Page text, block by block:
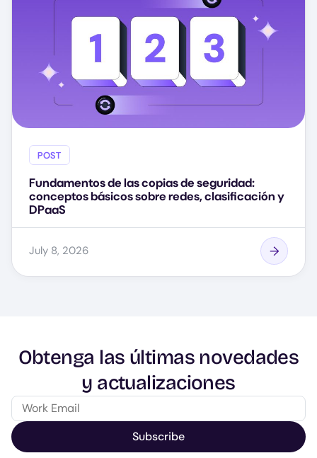
POST
Fundamentos de las copias de seguridad:
conceptos básicos sobre redes, clasificación y
DPaaS
July 8, 2026
Obtenga las últimas novedades
y actualizaciones
Subscribe